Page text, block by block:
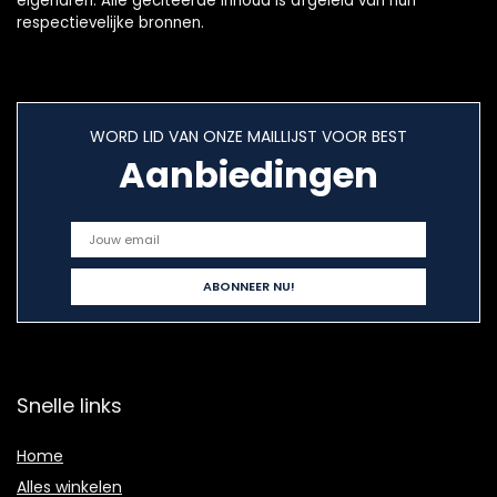
respectievelijke bronnen.
WORD LID VAN ONZE MAILLIJST VOOR BEST
Aanbiedingen
Snelle links
Home
Alles winkelen